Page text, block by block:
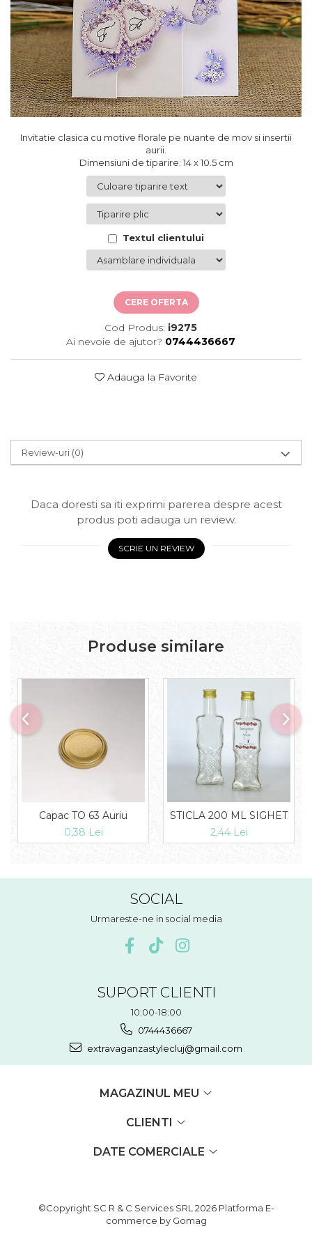
Pungi si cutii prajituri
Sticle si borcane
Cutii flori de hartie
Cutii flori de sapun
Cutii flori mixte
Cutii LUX
Aranjamente tematice
2025 Craciun
1 Martie
2021 Crăciun
Toamna și Halloween
Buchete extravagante
Invitatie clasica cu motive florale pe nuante de mov si insertii
aurii.
Dimensiuni de tiparire: 14 x 10.5 cm
Textul clientului
CERE OFERTA
Cod Produs: i9275
Ai nevoie de ajutor? 0744436667
Adauga la Favorite
Review-uri (0)
Daca doresti sa iti exprimi parerea despre acest
produs poti adauga un review.
SCRIE UN REVIEW
Produse similare
Capac TO 63 Auriu
0,38 Lei
STICLA 200 ML SIGHET
2,44 Lei
SOCIAL
Urmareste-ne in social media
SUPORT CLIENTI
10:00-18:00
0744436667
extravaganzastylecluj@gmail.com
MAGAZINUL MEU
CLIENTI
DATE COMERCIALE
©Copyright SC R & C Services SRL 2026 Platforma E-
commerce by Gomag